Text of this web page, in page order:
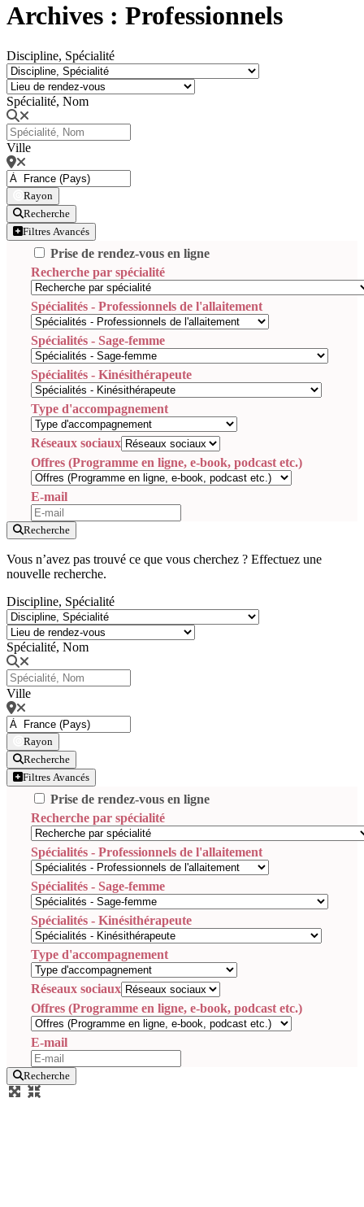
Archives : Professionnels
Discipline, Spécialité
Spécialité, Nom
Ville
Rayon
Recherche
Filtres Avancés
Prise de rendez-vous en ligne
Recherche par spécialité
Spécialités - Professionnels de l'allaitement
Spécialités - Sage-femme
Spécialités - Kinésithérapeute
Type d'accompagnement
Réseaux sociaux
Offres (Programme en ligne, e-book, podcast etc.)
E-mail
Recherche
Vous n’avez pas trouvé ce que vous cherchez ? Effectuez une
nouvelle recherche.
Discipline, Spécialité
Spécialité, Nom
Ville
Rayon
Recherche
Filtres Avancés
Prise de rendez-vous en ligne
Recherche par spécialité
Spécialités - Professionnels de l'allaitement
Spécialités - Sage-femme
Spécialités - Kinésithérapeute
Type d'accompagnement
Réseaux sociaux
Offres (Programme en ligne, e-book, podcast etc.)
E-mail
Recherche